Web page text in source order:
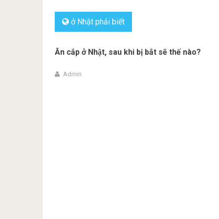
ở Nhật phải biết
Ăn cắp ở Nhật, sau khi bị bắt sẽ thế nào?
Admin